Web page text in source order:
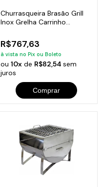
Churrasqueira Brasão Grill
Inox Grelha Carrinho
R$767,63
à vista no Pix ou Boleto
ou 10xde R$82,54 sem
juros
Comprar